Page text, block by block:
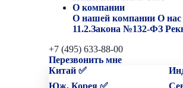
О компании
О нашей компании О
11.2.Закона №132-ФЗ
+7 (495) 633-88-00
Перезвонить мне
Китай ✅
Юж. Корея ✅